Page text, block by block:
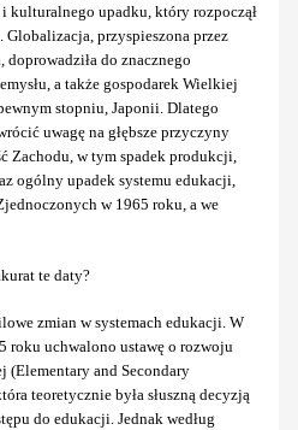
kulturalnego upadku, który rozpoczął
przyspieszona przez
do znacznego
a także gospodarek Wielkiej
stopniu, Japonii. Dlatego
uwagę na głębsze przyczyny
Zachodu, w tym spadek produkcji,
ogólny upadek systemu edukacji,
w 1965 roku, a we
te daty?
zmian w systemach edukacji. W
roku uchwalono ustawę o rozwoju
(Elementary and Secondary
teoretycznie była słuszną decyzją
do edukacji. Jednak według